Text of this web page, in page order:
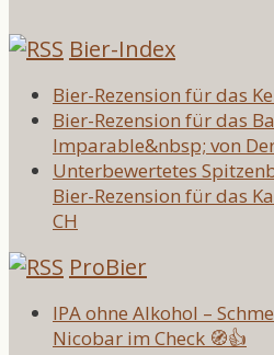
Bier-Index
Bier-Rezension für das
Bier-Rezension für das
Imparable&nbsp; von
Unterbewertetes
Bier-Rezension für das
CH
ProBier
IPA ohne Alkohol –
Nicobar im Check 🧭👍